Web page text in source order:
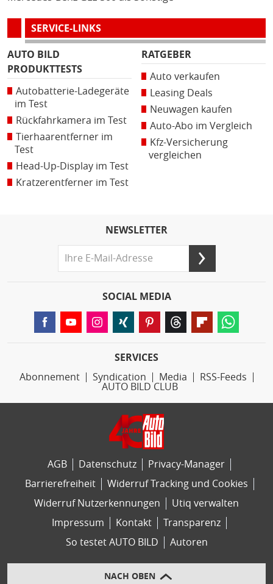
SERVICE-LINKS
AUTO BILD
PRODUKTTESTS
Autobatterie-Ladegeräte
im Test
Rückfahrkamera im Test
Tierhaarentferner im
Test
Head-Up-Display im Test
Kratzerentferner im Test
RATGEBER
Auto verkaufen
Leasing Deals
Neuwagen kaufen
Auto-Abo im Vergleich
Kfz-Versicherung
vergleichen
NEWSLETTER
SOCIAL MEDIA
SERVICES
Abonnement
Syndication Media
RSS-Feeds
AUTO BILD CLUB
AGB Datenschutz
Privacy-Manager
Barrierefreiheit
Widerruf Tracking und Cookies
Widerruf Nutzerkennungen
Utiq verwalten
Impressum
Kontakt
Transparenz
So testet AUTO BILD
Autoren
NACH OBEN